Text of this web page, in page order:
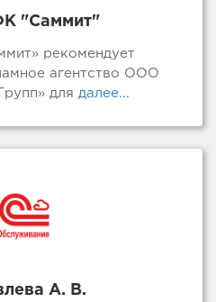
"Саммит"
рекомендует
агентство ООО
для далее...
А. В.